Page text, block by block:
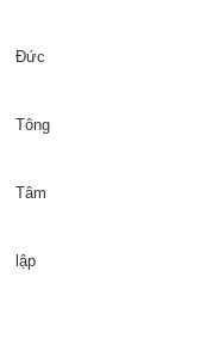
Tỳ
Đức
Tỳ
Tông
Tỳ
Tâm
lập